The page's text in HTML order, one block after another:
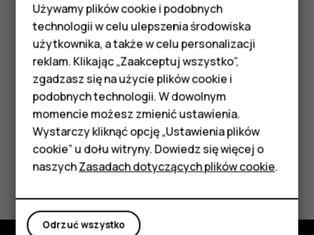
Smartfony
Telefony z funkcjami
podstawowymi
Akcesoria
HMD Terra M
Tablety
Moje konto
Wyciszanie telefonu
Aby wyciszyć telefon, naciśnij klawisz zmniejszania
głośności, a następnie dotknij notifications_none, aby ustawić tylko
wibracje, po czym dotknij
vibration , aby wyciszyć.
Czy te informacje były pomocne?
Używamy plików cookie i podobnych
technologii w celu ulepszenia środowiska
użytkownika, a także w celu personalizacji
reklam. Klikając „Zaakceptuj wszystko”,
zgadzasz się na użycie plików cookie i
podobnych technologii. W dowolnym
momencie możesz zmienić ustawienia.
Wystarczy kliknąć opcję „Ustawienia plików
cookie” u dołu witryny. Dowiedz się więcej o
naszychZasadach dotyczących plików cookie.
Odrzuć wszystko